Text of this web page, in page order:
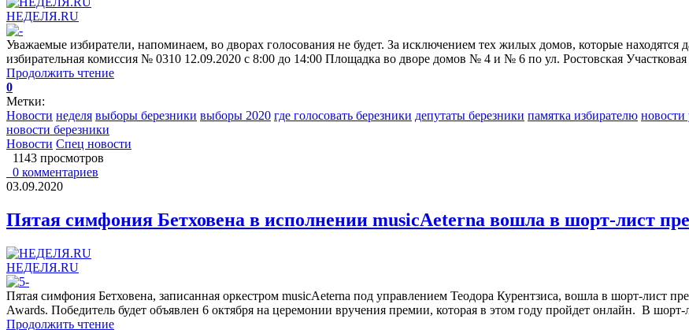
НЕДЕЛЯ.RU
Уважаемые избиратели, напоминаем, во дворах голосования не будет. За исключением тех жилых домов, которые находятся
избирательная комиссия № 0310 12.09.2020 с 8:00 до 14:00 Площадка во дворе домов № 4 и № 6 по ул. Ростовская
Продолжить чтение
0
Метки:
Новости неделя выборы березники выборы 2020 где голосовать березники депутаты березники памятка избирателю новости
новости березники
Новости Спец новости
1143 просмотров
0 комментариев
03.09.2020
Пятая симфония Бетховена в исполнении musicAeterna вошла в шорт-лист
НЕДЕЛЯ.RU
Пятая симфония Бетховена, записанная оркестром musicAeterna под управлением Теодора Курентзиса, вошла в шорт-лист
Awards. Победитель будет объявлен 6 октября на церемонии вручения премии, которая в этом году пройдет онлайн. В
Продолжить чтение